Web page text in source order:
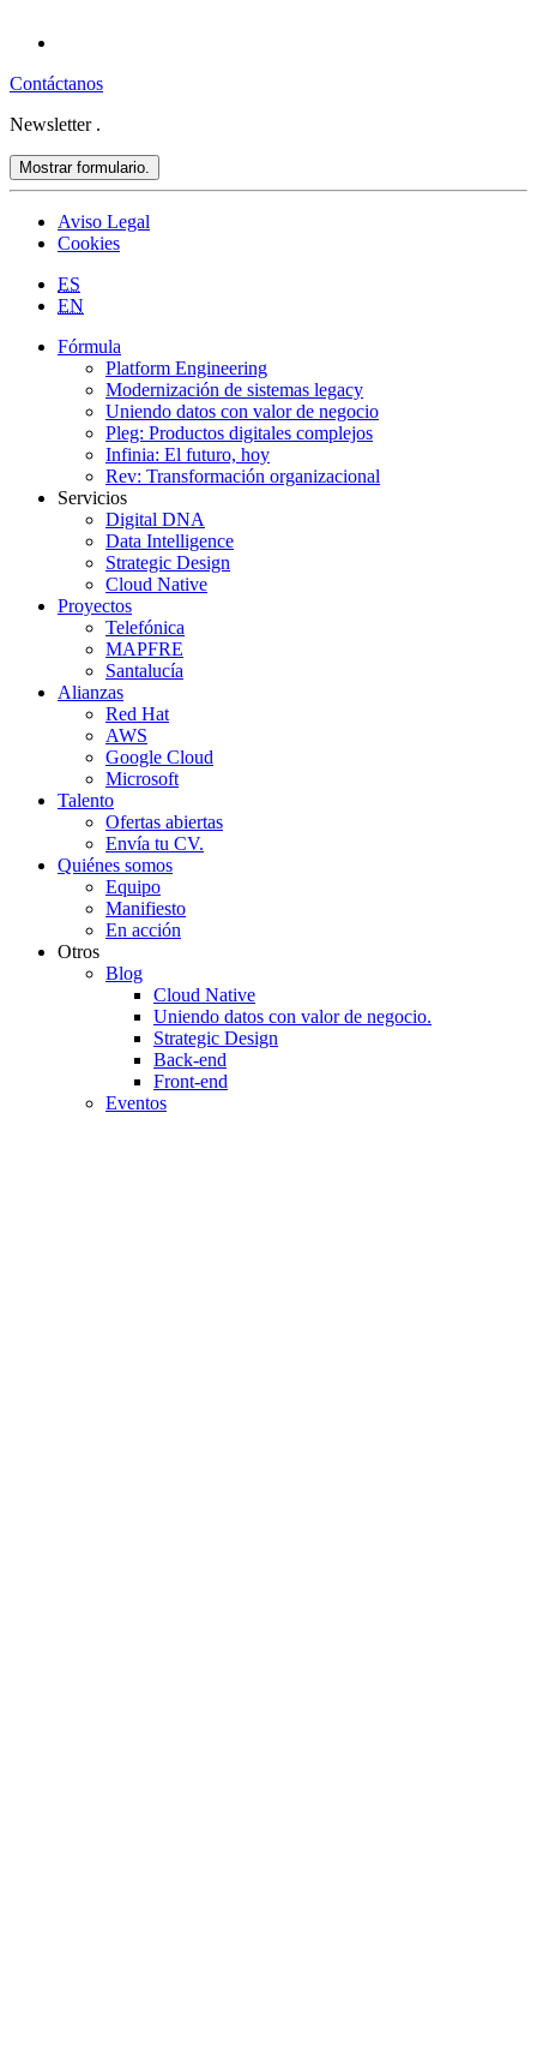
Contáctanos
Newsletter .
Mostrar formulario.
Aviso Legal
Cookies
ES
EN
Fórmula
Platform Engineering
Modernización de sistemas legacy
Uniendo datos con valor de negocio
Pleg: Productos digitales complejos
Infinia: El futuro, hoy
Rev: Transformación organizacional
Servicios
Digital DNA
Data Intelligence
Strategic Design
Cloud Native
Proyectos
Telefónica
MAPFRE
Santalucía
Alianzas
Red Hat
AWS
Google Cloud
Microsoft
Talento
Ofertas abiertas
Envía tu CV.
Quiénes somos
Equipo
Manifiesto
En acción
Otros
Blog
Cloud Native
Uniendo datos con valor de negocio.
Strategic Design
Back-end
Front-end
Eventos